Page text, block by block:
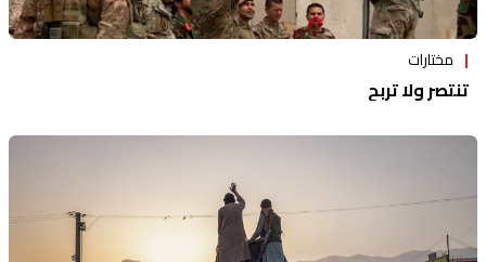
مختارات
تنتصر ولا تربح